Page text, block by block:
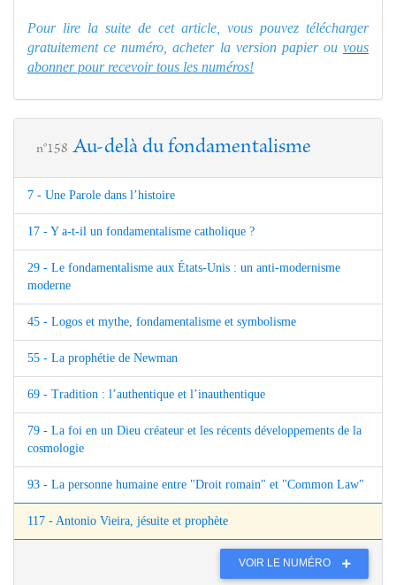
Pour lire la suite de cet article, vous pouvez télécharger
gratuitement ce numéro, acheter la version papier ou vous
abonner pour recevoir tous les numéros!
n°158 Au-delà du fondamentalisme
7 - Une Parole dans l’histoire
17 - Y a-t-il un fondamentalisme catholique ?
29 - Le fondamentalisme aux États-Unis : un anti-modernisme
moderne
45 - Logos et mythe, fondamentalisme et symbolisme
55 - La prophétie de Newman
69 - Tradition : l’authentique et l’inauthentique
79 - La foi en un Dieu créateur et les récents développements de la
cosmologie
93 - La personne humaine entre "Droit romain" et "Common Law"
117 - Antonio Vieira, jésuite et prophète
VOIR LE NUMÉRO